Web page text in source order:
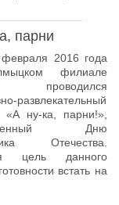
парни
2016 года
филиале
проводился
развлекательный
«А ну-ка, парни!»,
Дню
Отечества.
цель данного
встать на